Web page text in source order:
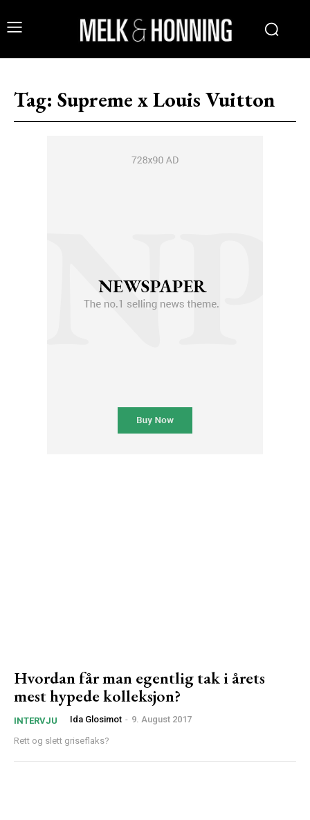
Tag: Supreme x Louis Vuitton
Hvordan får man egentlig tak i årets
mest hypede kolleksjon?
INTERVJU Ida Glosimot - 9. August 2017
Rett og slett griseflaks?